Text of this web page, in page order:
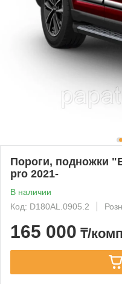
Пороги, подножки
pro 2021-
В наличии
Код: D180AL.0905.2
165 000 ₸/